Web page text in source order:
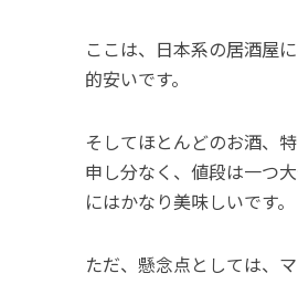
ここは、日本系の居酒屋
的安いです。
そしてほとんどのお酒、
申し分なく、値段は一つ
にはかなり美味しいです。
ただ、懸念点としては、